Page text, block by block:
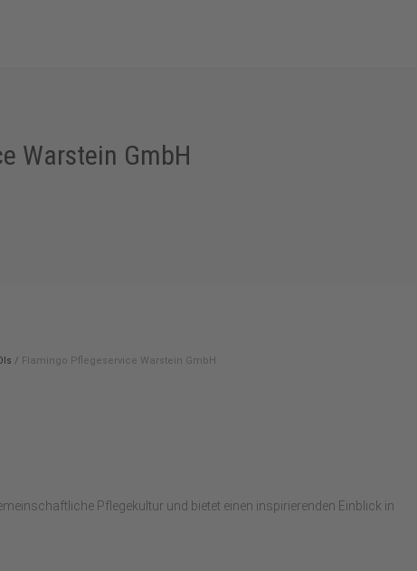
Warstein GmbH
/ Flamingo Pflegeservice Warstein GmbH
Pflegekultur und bietet einen inspirierenden Einblick in